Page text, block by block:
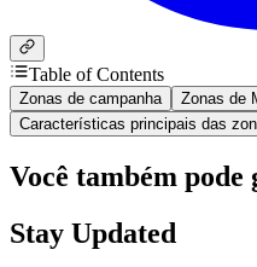
Table of Contents
Zonas de campanha Zonas de
Características principais das
Você também pode
Stay Updated